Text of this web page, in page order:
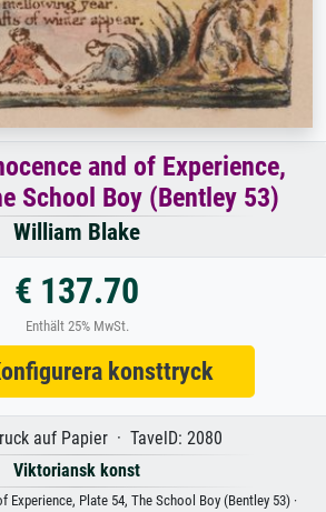
and of Experience,
School Boy (Bentley 53)
William Blake
€ 137.70
Enthält 25% MwSt.
konsttryck
auf Papier · TavelD: 2080
Viktoriansk konst
Experience, Plate 54, The School Boy (Bentley 53) ·